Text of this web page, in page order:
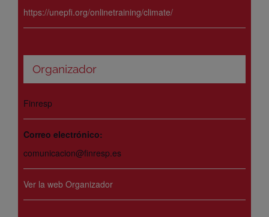
https://unepfi.org/onlinetraining/climate/
Organizador
Finresp
Correo electrónico:
comunicacion@finresp.es
Ver la web Organizador